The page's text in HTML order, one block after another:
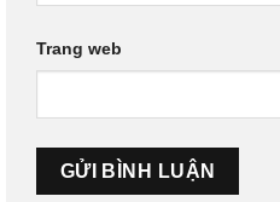
Trang web